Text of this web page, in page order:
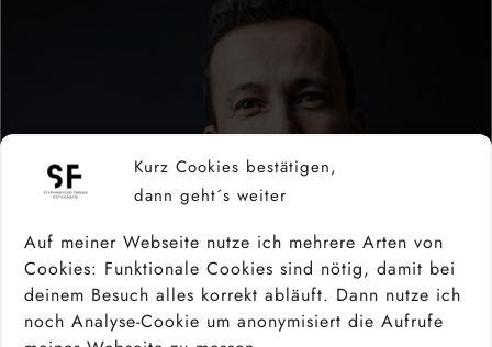
Kurz Cookies bestätigen,
dann geht´s weiter
Auf meiner Webseite nutze ich mehrere Arten von
Cookies: Funktionale Cookies sind nötig, damit bei
deinem Besuch alles korrekt abläuft. Dann nutze ich
noch Analyse-Cookie um anonymisiert die Aufrufe